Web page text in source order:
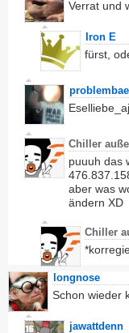
Verrat und
Iron E
fürst,
Chiller
puuuh das
aber was
ändern XD
Chiller
longnose
Schon wieder
jawattdenn